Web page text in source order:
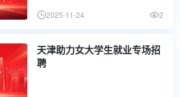
2025-11-24 2
天津助力女大学生就业专场招
聘